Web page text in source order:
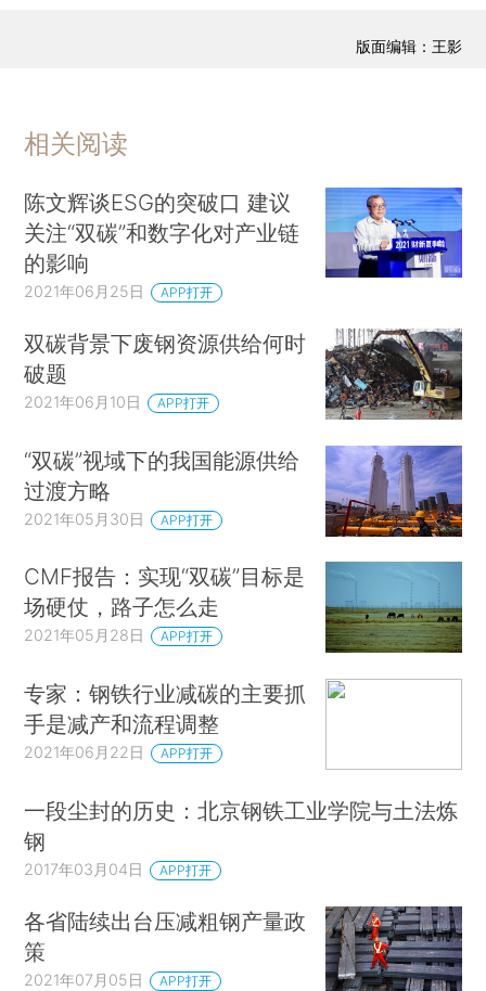
版面编辑：王影
相关阅读
陈文辉谈ESG的突破口 建议
关注“双碳”和数字化对产业链
的影响
2021年06月25日 APP打开
双碳背景下废钢资源供给何时
破题
2021年06月10日 APP打开
“双碳”视域下的我国能源供给
过渡方略
2021年05月30日 APP打开
CMF报告：实现“双碳”目标是
场硬仗，路子怎么走
2021年05月28日 APP打开
专家：钢铁行业减碳的主要抓
手是减产和流程调整
2021年06月22日 APP打开
一段尘封的历史：北京钢铁工业学院与土法炼
钢
2017年03月04日 APP打开
各省陆续出台压减粗钢产量政
策
2021年07月05日 APP打开